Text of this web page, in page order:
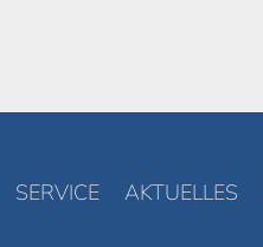
SERVICE AKTUELLES